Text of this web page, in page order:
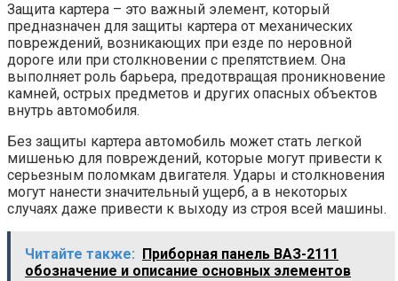
Защита картера – это важный элемент, который
предназначен для защиты картера от механических
повреждений, возникающих при езде по неровной
дороге или при столкновении с препятствием. Она
выполняет роль барьера, предотвращая проникновение
камней, острых предметов и других опасных объектов
внутрь автомобиля.
Без защиты картера автомобиль может стать легкой
мишенью для повреждений, которые могут привести к
серьезным поломкам двигателя. Удары и столкновения
могут нанести значительный ущерб, а в некоторых
случаях даже привести к выходу из строя всей машины.
Читайте также:
Приборная панель ВАЗ-2111
обозначение и описание основных элементов